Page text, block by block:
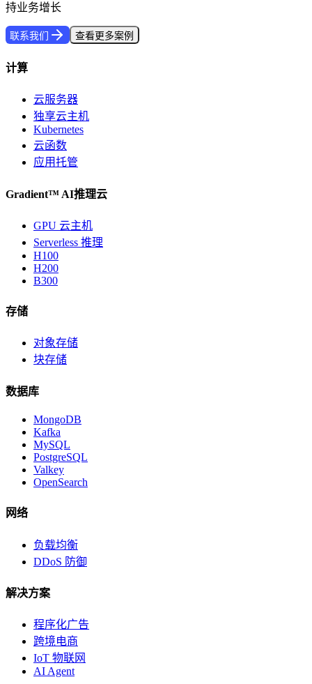
持业务增长
联系我们 查看更多案例
计算
云服务器
独享云主机
Kubernetes
云函数
应用托管
Gradient™ AI推理云
GPU 云主机
Serverless 推理
H100
H200
B300
存储
对象存储
块存储
数据库
MongoDB
Kafka
MySQL
PostgreSQL
Valkey
OpenSearch
网络
负载均衡
DDoS 防御
解决方案
程序化广告
跨境电商
IoT 物联网
AI Agent